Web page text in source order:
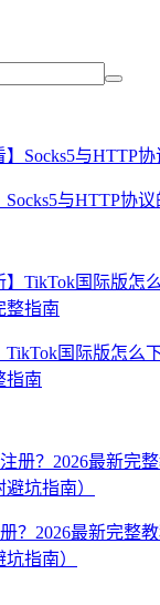
Socks5与HTTP协议
TikTok国际版怎么
指南
？2026最新完整
指南）